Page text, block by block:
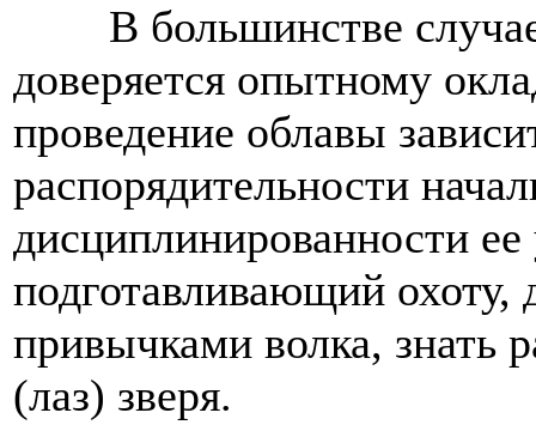
В большинстве
доверяется опытному
проведение облавы
распорядительности
дисциплинированности
подготавливающий
привычками волка, знать
(лаз) зверя.